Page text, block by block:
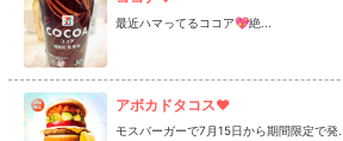
最近ハマってるココア💖絶...
モスバーガーで7月15日から期間限定で発...